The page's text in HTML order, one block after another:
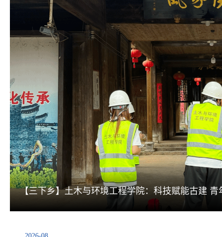
【三下乡】土木与环境工程学院：科技赋能古建 青
2026-08
06 外国语学院:2002级英语本科4班校友返
2026-08
02
继续教育学院:祁阳市、金洞管理区初
（图）
理论教育